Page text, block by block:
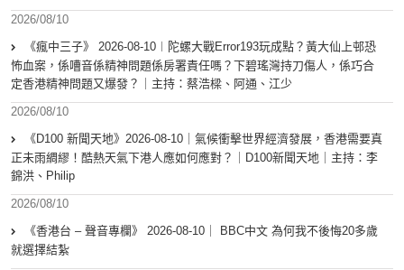
2026/08/10
《瘋中三子》 2026-08-10︱陀螺大戰Error193玩成點？黃大仙上邨恐
怖血案，係嘈音係精神問題係房署責任嗎？下碧瑤灣持刀傷人，係巧合
定香港精神問題又爆發？｜主持：蔡浩樑、阿通、江少
2026/08/10
《D100 新聞天地》2026-08-10｜氣候衝擊世界經濟發展，香港需要真
正未雨綢繆！酷熱天氣下港人應如何應對？｜D100新聞天地｜主持：李
錦洪、Philip
2026/08/10
《香港台 – 聲音專欄》 2026-08-10｜ BBC中文 為何我不後悔20多歲
就選擇結紮